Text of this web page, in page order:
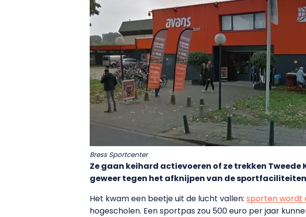
Bress Sportcenter
Ze gaan keihard actievoeren of ze trekken
geweer tegen het afknijpen van de
Het kwam een beetje uit de lucht vallen: sporten wordt
hogescholen. Een sportpas zou 500 euro per jaar